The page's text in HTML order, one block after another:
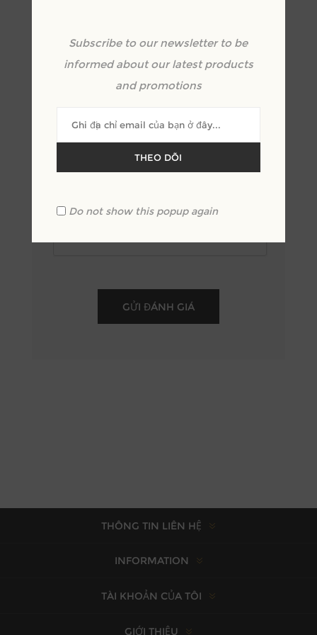
Xêp hạng:
THÔNG TIN LIÊN HỆ
INFORMATION
TÀI KHOẢN CỦA TÔI
GIỚI THIỆU
Subscribe to our newsletter to be
informed about our latest products
and promotions
THEO DÕI
Do not show this popup again